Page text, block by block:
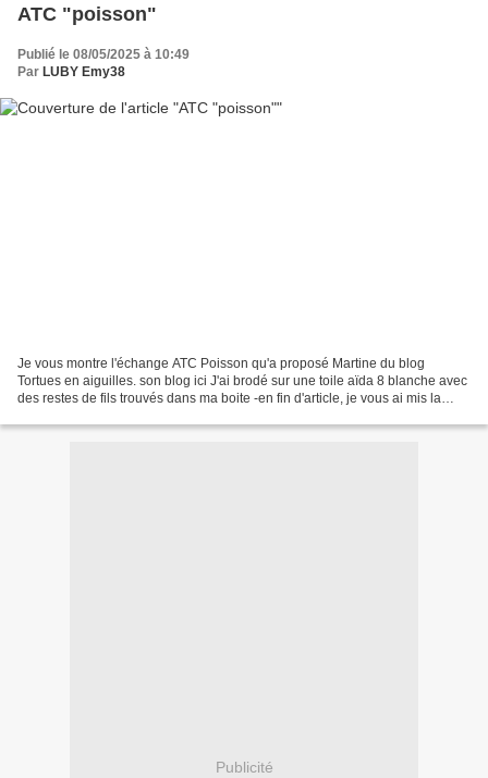
ATC "poisson"
Publié le 08/05/2025 à 10:49
Par LUBY Emy38
Je vous montre l'échange ATC Poisson qu'a proposé Martine du blog
Tortues en aiguilles. son blog ici J'ai brodé sur une toile aïda 8 blanche avec
des restes de fils trouvés dans ma boite -en fin d'article, je vous ai mis la
Publicité